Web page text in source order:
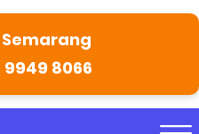
9949 8066